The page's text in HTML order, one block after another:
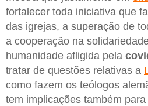
fortalecer toda iniciativa que
das igrejas, a superação de
a cooperação na
humanidade afligida pela
tratar de questões relativas a
como fazem os teólogos
tem implicações também